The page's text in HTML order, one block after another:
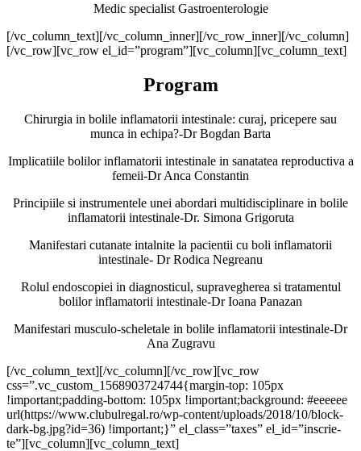
Medic specialist Gastroenterologie
[/vc_column_text][/vc_column_inner][/vc_row_inner][/vc_column]
[/vc_row][vc_row el_id=”program”][vc_column][vc_column_text]
Program
Chirurgia in bolile inflamatorii intestinale: curaj, pricepere sau
munca in echipa?-Dr Bogdan Barta
Implicatiile bolilor inflamatorii intestinale in sanatatea reproductiva a
femeii-Dr Anca Constantin
Principiile si instrumentele unei abordari multidisciplinare in bolile
inflamatorii intestinale-Dr. Simona Grigoruta
Manifestari cutanate intalnite la pacientii cu boli inflamatorii
intestinale- Dr Rodica Negreanu
Rolul endoscopiei in diagnosticul, supravegherea si tratamentul
bolilor inflamatorii intestinale-Dr Ioana Panazan
Manifestari musculo-scheletale in bolile inflamatorii intestinale-Dr
Ana Zugravu
[/vc_column_text][/vc_column][/vc_row][vc_row
css=”.vc_custom_1568903724744{margin-top: 105px
!important;padding-bottom: 105px !important;background: #eeeeee
url(https://www.clubulregal.ro/wp-content/uploads/2018/10/block-
dark-bg.jpg?id=36) !important;}” el_class=”taxes” el_id=”inscrie-
te”][vc_column][vc_column_text]